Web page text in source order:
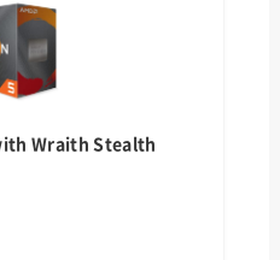
Wraith Stealth